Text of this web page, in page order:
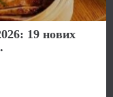
19 нових